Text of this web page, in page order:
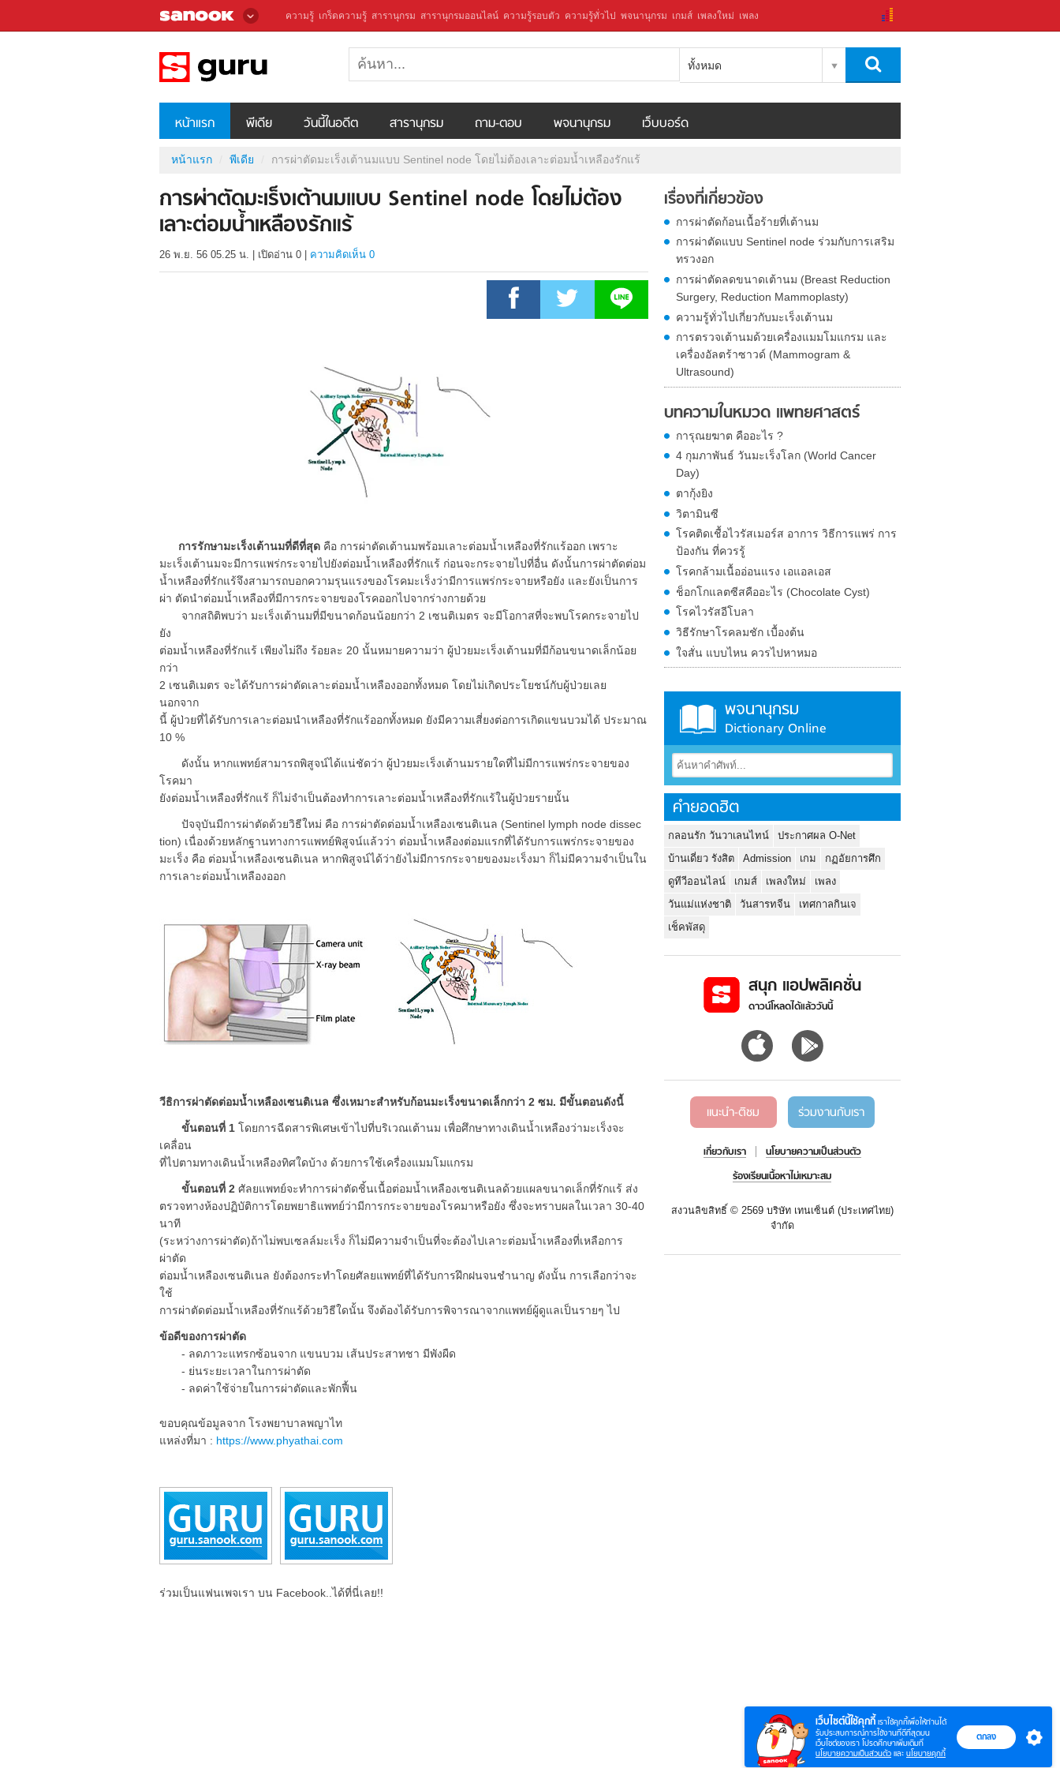
เว็บไซต์นี้ใช้คุกกี้ เราใช้คุกกี้เพื่อให้ท่านได้
รับประสบการณ์การใช้งานที่ดีที่สุดบน
เว็บไซต์ของเรา โปรดศึกษาเพิ่มเติมที่
นโยบายความเป็นส่วนตัว และ นโยบายคุกกี้
ตกลง
ความรู้ เกร็ดความรู้ สารานุกรม สารานุกรมออนไลน์ ความรู้รอบตัว ความรู้ทั่วไป พจนานุกรม เกมส์ เพลงใหม่ เพลง
ทั้งหมด
หน้าแรก พีเดีย วันนี้ในอดีต สารานุกรม ถาม-ตอบ พจนานุกรม เว็บบอร์ด
หน้าแรก พีเดีย การผ่าตัดมะเร็งเต้านมแบบ Sentinel node โดยไม่ต้องเลาะต่อมน้ำเหลืองรักแร้
การผ่าตัดมะเร็งเต้านมแบบ Sentinel node โดยไม่ต้อง
เลาะต่อมน้ำเหลืองรักแร้
26 พ.ย. 56 05.25 น. เปิดอ่าน 0 ความคิดเห็น 0
การรักษามะเร็งเต้านมที่ดีที่สุด คือ การผ่าตัดเต้านมพร้อมเลาะต่อมน้ำเหลืองที่รักแร้ออก เพราะ
มะเร็งเต้านมจะมีการแพร่กระจายไปยังต่อมน้ำเหลืองที่รักแร้ ก่อนจะกระจายไปที่อื่น ดังนั้นการผ่าตัดต่อม
น้ำเหลืองที่รักแร้จึงสามารถบอกความรุนแรงของโรคมะเร็งว่ามีการแพร่กระจายหรือยัง และยังเป็นการ
ผ่า ตัดนำต่อมน้ำเหลืองที่มีการกระจายของโรคออกไปจากร่างกายด้วย
จากสถิติพบว่า มะเร็งเต้านมที่มีขนาดก้อนน้อยกว่า 2 เซนติเมตร จะมีโอกาสที่จะพบโรคกระจายไป
ยัง
ต่อมน้ำเหลืองที่รักแร้ เพียงไม่ถึง ร้อยละ 20 นั้นหมายความว่า ผู้ป่วยมะเร็งเต้านมที่มีก้อนขนาดเล็กน้อย
กว่า
2 เซนติเมตร จะได้รับการผ่าตัดเลาะต่อมน้ำเหลืองออกทั้งหมด โดยไม่เกิดประโยชน์กับผู้ป่วยเลย
นอกจาก
นี้ ผู้ป่วยที่ได้รับการเลาะต่อมนำเหลืองที่รักแร้ออกทั้งหมด ยังมีความเสี่ยงต่อการเกิดแขนบวมได้ ประมาณ
10 %
ดังนั้น หากแพทย์สามารถพิสูจน์ได้แน่ชัดว่า ผู้ป่วยมะเร็งเต้านมรายใดที่ไม่มีการแพร่กระจายของ
โรคมา
ยังต่อมน้ำเหลืองที่รักแร้ ก็ไม่จำเป็นต้องทำการเลาะต่อมน้ำเหลืองที่รักแร้ในผู้ป่วยรายนั้น
ปัจจุบันมีการผ่าตัดด้วยวิธีใหม่ คือ การผ่าตัดต่อมน้ำเหลืองเซนติเนล (Sentinel lymph node dissec
tion) เนื่องด้วยหลักฐานทางการแพทย์พิสูจน์แล้วว่า ต่อมน้ำเหลืองต่อมแรกที่ได้รับการแพร่กระจายของ
มะเร็ง คือ ต่อมน้ำเหลืองเซนติเนล หากพิสูจน์ได้ว่ายังไม่มีการกระจายของมะเร็งมา ก็ไม่มีความจำเป็นใน
การเลาะต่อมน้ำเหลืองออก
วีธิการผ่าตัดต่อมน้ำเหลืองเซนติเนล ซึ่งเหมาะสำหรับก้อนมะเร็งขนาดเล็กกว่า 2 ซม. มีขั้นตอนดังนี้
ขั้นตอนที่ 1 โดยการฉีดสารพิเศษเข้าไปที่บริเวณเต้านม เพื่อศึกษาทางเดินน้ำเหลืองว่ามะเร็งจะ
เคลื่อน
ที่ไปตามทางเดินน้ำเหลืองทิศใดบ้าง ด้วยการใช้เครื่องแมมโมแกรม
ขั้นตอนที่ 2 ศัลยแพทย์จะทำการผ่าตัดชิ้นเนื้อต่อมน้ำเหลืองเซนติเนลด้วยแผลขนาดเล็กที่รักแร้ ส่ง
ตรวจทางห้องปฏิบัติการโดยพยาธิแพทย์ว่ามีการกระจายของโรคมาหรือยัง ซึ่งจะทราบผลในเวลา 30-40
นาที
(ระหว่างการผ่าตัด)ถ้าไม่พบเซลล์มะเร็ง ก็ไม่มีความจำเป็นที่จะต้องไปเลาะต่อมน้ำเหลืองที่เหลือการ
ผ่าตัด
ต่อมน้ำเหลืองเซนติเนล ยังต้องกระทำโดยศัลยแพทย์ที่ได้รับการฝึกฝนจนชำนาญ ดังนั้น การเลือกว่าจะ
ใช้
การผ่าตัดต่อมน้ำเหลืองที่รักแร้ด้วยวิธีใดนั้น จึงต้องได้รับการพิจารณาจากแพทย์ผู้ดูแลเป็นรายๆ ไป
ข้อดีของการผ่าตัด
- ลดภาวะแทรกซ้อนจาก แขนบวม เส้นประสาทชา มีพังผืด
- ย่นระยะเวลาในการผ่าตัด
- ลดค่าใช้จ่ายในการผ่าตัดและพักฟื้น
ขอบคุณข้อมูลจาก โรงพยาบาลพญาไท
แหล่งที่มา : https://www.phyathai.com
ร่วมเป็นแฟนเพจเรา บน Facebook..ได้ที่นี่เลย!!
เรื่องที่เกี่ยวข้อง
การผ่าตัดก้อนเนื้อร้ายที่เต้านม
การผ่าตัดแบบ Sentinel node ร่วมกับการเสริม
ทรวงอก
การผ่าตัดลดขนาดเต้านม (Breast Reduction
Surgery, Reduction Mammoplasty)
ความรู้ทั่วไปเกี่ยวกับมะเร็งเต้านม
การตรวจเต้านมด้วยเครื่องแมมโมแกรม และ
เครื่องอัลตร้าซาวด์ (Mammogram &
Ultrasound)
บทความในหมวด แพทยศาสตร์
การุณยฆาต คืออะไร ?
4 กุมภาพันธ์ วันมะเร็งโลก (World Cancer
Day)
ตากุ้งยิง
วิตามินซี
โรคติดเชื้อไวรัสเมอร์ส อาการ วิธีการแพร่ การ
ป้องกัน ที่ควรรู้
โรคกล้ามเนื้ออ่อนแรง เอแอลเอส
ช็อกโกแลตซีสคืออะไร (Chocolate Cyst)
โรคไวรัสอีโบลา
วิธีรักษาโรคลมชัก เบื้องต้น
ใจสั่น แบบไหน ควรไปหาหมอ
พจนานุกรม
Dictionary Online
คำยอดฮิต
กลอนรัก วันวาเลนไทน์
ประกาศผล O-Net
บ้านเดี่ยว รังสิต
Admission เกม
กฏอัยการศึก
ดูทีวีออนไลน์
เกมส์ เพลงใหม่
เพลง
วันแม่แห่งชาติ
วันสารทจีน
เทศกาลกินเจ
เช็คพัสดุ
สนุก แอปพลิเคชั่น
ดาวน์โหลดได้แล้ววันนี้
แนะนำ-ติชม ร่วมงานกับเรา
เกี่ยวกับเรา
นโยบายความเป็นส่วนตัว
ร้องเรียนเนื้อหาไม่เหมาะสม
สงวนลิขสิทธิ์ © 2569 บริษัท เทนเซ็นต์ (ประเทศไทย)
จำกัด